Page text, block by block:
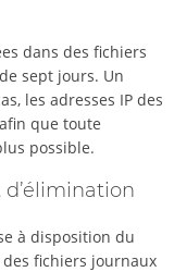
dans des fichiers
sept jours. Un
les adresses IP des
que toute
possible.
à disposition du
fichiers journaux